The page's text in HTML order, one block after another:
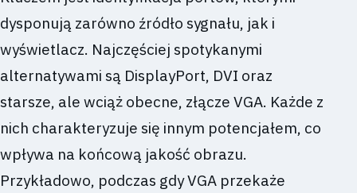
dysponują zarówno źródło sygnału, jak i
wyświetlacz. Najczęściej spotykanymi
alternatywami są DisplayPort, DVI oraz
starsze, ale wciąż obecne, złącze VGA. Każde z
nich charakteryzuje się innym potencjałem, co
wpływa na końcową jakość obrazu.
Przykładowo, podczas gdy VGA przekaże